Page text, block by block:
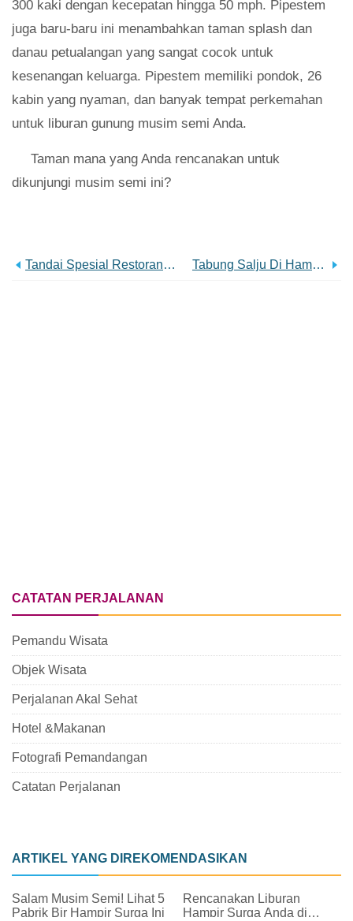
300 kaki dengan kecepatan hingga 50 mph. Pipestem
juga baru-baru ini menambahkan taman splash dan
danau petualangan yang sangat cocok untuk
kesenangan keluarga. Pipestem memiliki pondok, 26
kabin yang nyaman, dan banyak tempat perkemahan
untuk liburan gunung musim semi Anda.
Taman mana yang Anda rencanakan untuk
dikunjungi musim semi ini?
Tandai Spesial Restoran Ini Di Virginia Barat Tabung Salju Di Hampir Surga
CATATAN PERJALANAN
Pemandu Wisata
Objek Wisata
Perjalanan Akal Sehat
Hotel &Makanan
Fotografi Pemandangan
Catatan Perjalanan
ARTIKEL YANG DIREKOMENDASIKAN
Salam Musim Semi! Lihat 5
Pabrik Bir Hampir Surga Ini
Rencanakan Liburan
Hampir Surga Anda di